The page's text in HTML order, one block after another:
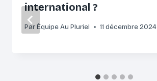
international ?
ParÉquipe Au Pluriel 11 décembre 2024